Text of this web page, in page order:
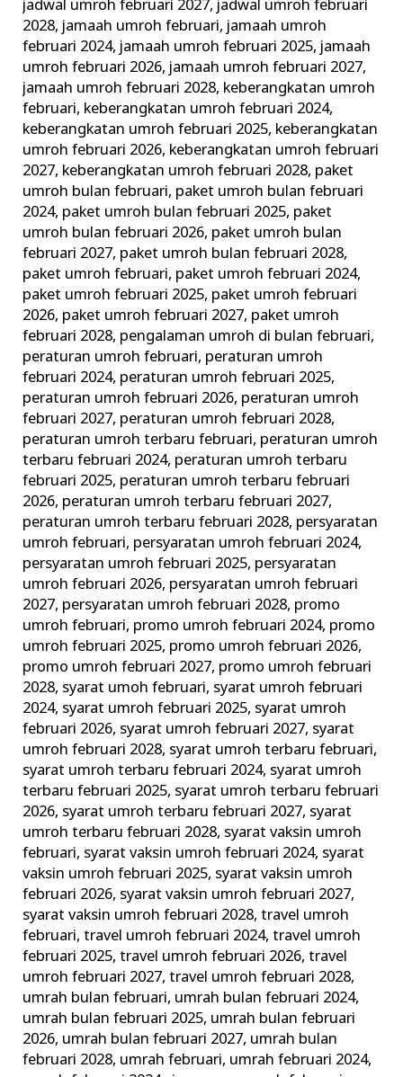
jadwal umroh februari 2027, jadwal umroh februari
2028, jamaah umroh februari, jamaah umroh
februari 2024, jamaah umroh februari 2025, jamaah
umroh februari 2026, jamaah umroh februari 2027,
jamaah umroh februari 2028, keberangkatan umroh
februari, keberangkatan umroh februari 2024,
keberangkatan umroh februari 2025, keberangkatan
umroh februari 2026, keberangkatan umroh februari
2027, keberangkatan umroh februari 2028, paket
umroh bulan februari, paket umroh bulan februari
2024, paket umroh bulan februari 2025, paket
umroh bulan februari 2026, paket umroh bulan
februari 2027, paket umroh bulan februari 2028,
paket umroh februari, paket umroh februari 2024,
paket umroh februari 2025, paket umroh februari
2026, paket umroh februari 2027, paket umroh
februari 2028, pengalaman umroh di bulan februari,
peraturan umroh februari, peraturan umroh
februari 2024, peraturan umroh februari 2025,
peraturan umroh februari 2026, peraturan umroh
februari 2027, peraturan umroh februari 2028,
peraturan umroh terbaru februari, peraturan umroh
terbaru februari 2024, peraturan umroh terbaru
februari 2025, peraturan umroh terbaru februari
2026, peraturan umroh terbaru februari 2027,
peraturan umroh terbaru februari 2028, persyaratan
umroh februari, persyaratan umroh februari 2024,
persyaratan umroh februari 2025, persyaratan
umroh februari 2026, persyaratan umroh februari
2027, persyaratan umroh februari 2028, promo
umroh februari, promo umroh februari 2024, promo
umroh februari 2025, promo umroh februari 2026,
promo umroh februari 2027, promo umroh februari
2028, syarat umoh februari, syarat umroh februari
2024, syarat umroh februari 2025, syarat umroh
februari 2026, syarat umroh februari 2027, syarat
umroh februari 2028, syarat umroh terbaru februari,
syarat umroh terbaru februari 2024, syarat umroh
terbaru februari 2025, syarat umroh terbaru februari
2026, syarat umroh terbaru februari 2027, syarat
umroh terbaru februari 2028, syarat vaksin umroh
februari, syarat vaksin umroh februari 2024, syarat
vaksin umroh februari 2025, syarat vaksin umroh
februari 2026, syarat vaksin umroh februari 2027,
syarat vaksin umroh februari 2028,travel umroh
februari,travel umroh februari 2024,travel umroh
februari 2025,travel umroh februari 2026,travel
umroh februari 2027,travel umroh februari 2028,
umrah bulan februari, umrah bulan februari 2024,
umrah bulan februari 2025, umrah bulan februari
2026, umrah bulan februari 2027, umrah bulan
februari 2028, umrah februari, umrah februari 2024,